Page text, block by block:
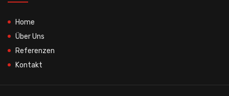
Home
Über Uns
Referenzen
Kontakt